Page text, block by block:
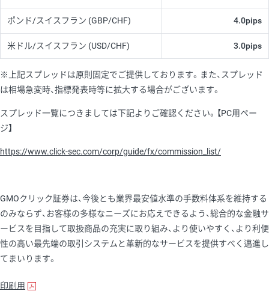
ポンド/スイスフラン (GBP/CHF) 4.0pips
米ドル/スイスフラン (USD/CHF) 3.0pips
※上記スプレッドは原則固定でご提供しております。また、スプレッド
は相場急変時、指標発表時等に拡大する場合がございます。
スプレッド一覧につきましては下記よりご確認ください。【PC用ペー
ジ】
https://www.click-sec.com/corp/guide/fx/commission_list/
GMOクリック証券は、今後とも業界最安値水準の手数料体系を維持する
のみならず、お客様の多様なニーズにお応えできるよう、総合的な金融サ
ービスを目指して取扱商品の充実に取り組み、より使いやすく、より利便
性の高い最先端の取引システムと革新的なサービスを提供すべく邁進し
てまいります。
印刷用